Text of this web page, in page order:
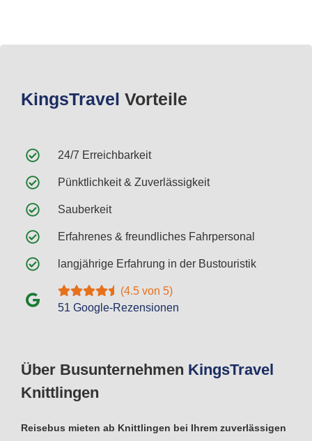
Über Busunternehmen KingsTravel
Knittlingen
Reisebus mieten ab Knittlingen bei Ihrem zuverlässigen
KingsTravel Vorteile
24/7 Erreichbarkeit
Pünktlichkeit & Zuverlässigkeit
Sauberkeit
Erfahrenes & freundliches Fahrpersonal
langjährige Erfahrung in der Bustouristik
(4.5 von 5)
51 Google-Rezensionen